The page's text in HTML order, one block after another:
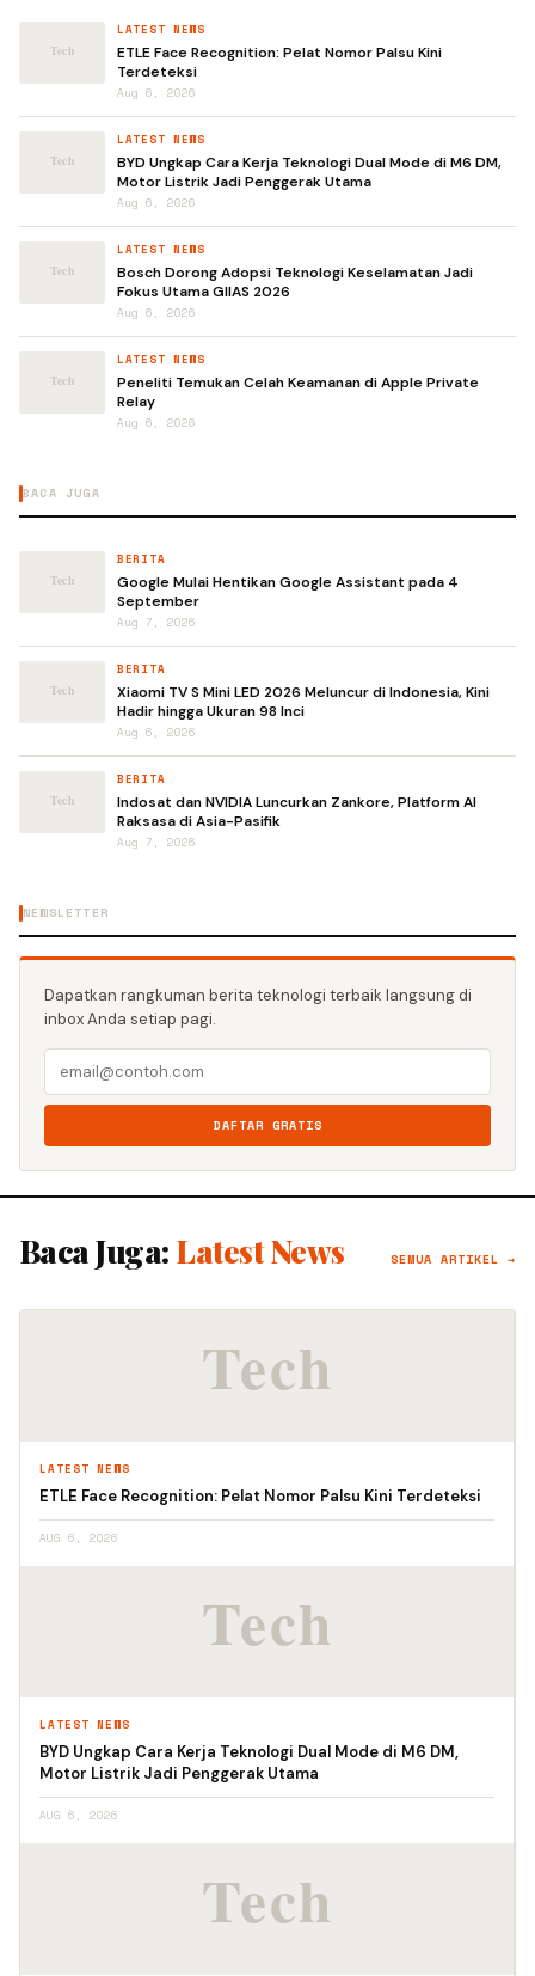
LATEST NEWS
ETLE Face Recognition: Pelat Nomor Palsu Kini
Terdeteksi
Aug 6, 2026
LATEST NEWS
BYD Ungkap Cara Kerja Teknologi Dual Mode di M6 DM,
Motor Listrik Jadi Penggerak Utama
Aug 6, 2026
LATEST NEWS
Bosch Dorong Adopsi Teknologi Keselamatan Jadi
Fokus Utama GIIAS 2026
Aug 6, 2026
LATEST NEWS
Peneliti Temukan Celah Keamanan di Apple Private
Relay
Aug 6, 2026
BACA JUGA
BERITA
Google Mulai Hentikan Google Assistant pada 4
September
Aug 7, 2026
BERITA
Xiaomi TV S Mini LED 2026 Meluncur di Indonesia, Kini
Hadir hingga Ukuran 98 Inci
Aug 6, 2026
BERITA
Indosat dan NVIDIA Luncurkan Zankore, Platform AI
Raksasa di Asia-Pasifik
Aug 7, 2026
NEWSLETTER
Dapatkan rangkuman berita teknologi terbaik langsung di
inbox Anda setiap pagi.
DAFTAR GRATIS
Baca Juga: Latest News SEMUA ARTIKEL →
LATEST NEWS
ETLE Face Recognition: Pelat Nomor Palsu Kini Terdeteksi
AUG 6, 2026
LATEST NEWS
BYD Ungkap Cara Kerja Teknologi Dual Mode di M6 DM,
Motor Listrik Jadi Penggerak Utama
AUG 6, 2026